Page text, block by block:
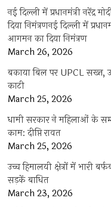
नई दिल्ली में प्रधानमंत्री नरेंद्र
दिया निमंत्रणनई दिल्ली में
आगमन का दिया निमंत्रण
March 26, 2026
बकाया बिल पर UPCL सख्त,
काटी
March 25, 2026
धामी सरकार ने महिलाओं के
काम: दीप्ति रावत
March 25, 2026
उच्च हिमालयी क्षेत्रों में भारी
सड़कें बाधित
March 23, 2026